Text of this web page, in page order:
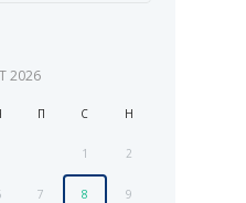
2026
П С Н
1 2
7 8 9